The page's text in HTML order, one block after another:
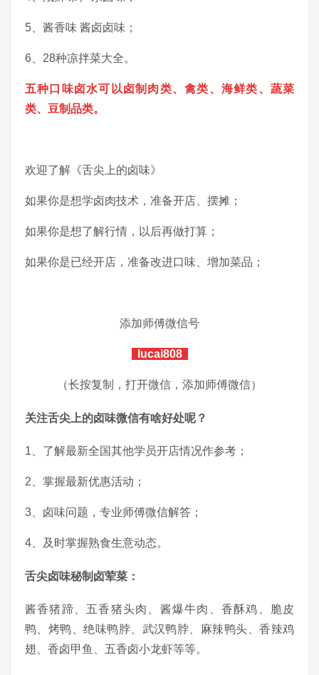
5、酱香味 酱卤卤味；
6、28种凉拌菜大全。
五种口味卤水可以卤制肉类、禽类、海鲜类、蔬菜
类、豆制品类。
欢迎了解《舌尖上的卤味》
如果你是想学卤肉技术，准备开店、摆摊；
如果你是想了解行情，以后再做打算；
如果你是已经开店，准备改进口味、增加菜品；
添加师傅微信号
lucai808
（长按复制，打开微信，添加师傅微信）
关注舌尖上的卤味微信有啥好处呢？
1、了解最新全国其他学员开店情况作参考；
2、掌握最新优惠活动；
3、卤味问题，专业师傅微信解答；
4、及时掌握熟食生意动态。
舌尖卤味秘制卤荤菜：
酱香猪蹄、五香猪头肉、酱爆牛肉、香酥鸡、脆皮
鸭、烤鸭、绝味鸭脖、武汉鸭脖、麻辣鸭头、香辣鸡
翅、香卤甲鱼、五香卤小龙虾等等。